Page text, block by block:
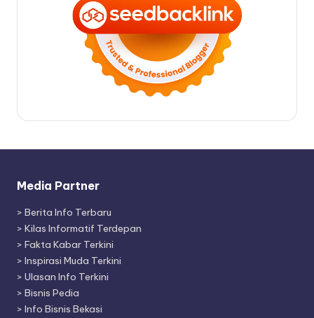
Media Partner
> Berita Info Terbaru
> Kilas Informatif Terdepan
> Fakta Kabar Terkini
> Inspirasi Muda Terkini
> Ulasan Info Terkini
> Bisnis Pedia
> Info Bisnis Bekasi